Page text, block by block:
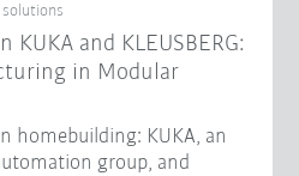
and KLEUSBERG:
in Modular
homebuilding: KUKA, an
group, and